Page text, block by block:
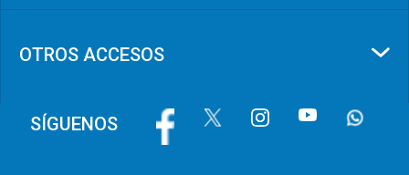
OTROS ACCESOS
SÍGUENOS Image Image Image Image Image